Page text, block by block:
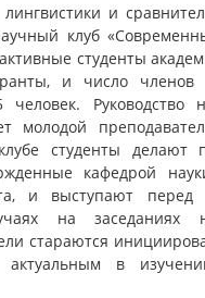
и
клуб
студенты
и число членов
человек. Руководство
молодой
студенты делают
кафедрой
и выступают перед
на заседаниях
стараются
актуальным в